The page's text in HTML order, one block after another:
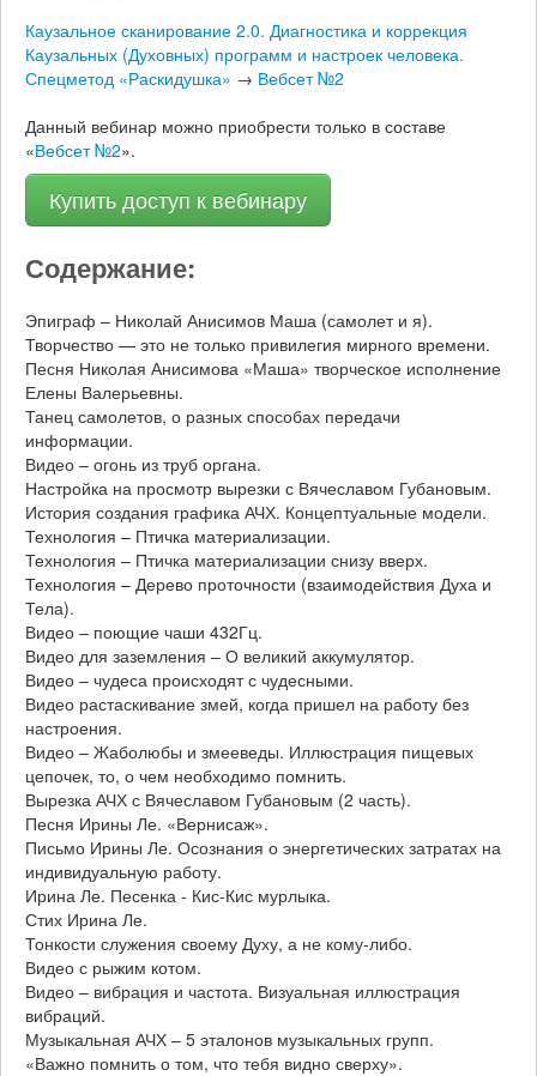
Каузальное сканирование 2.0. Диагностика и коррекция
Каузальных (Духовных) программ и настроек человека.
Спецметод «Раскидушка» → Вебсет №2
Данный вебинар можно приобрести только в составе
«Вебсет №2».
Купить доступ к вебинару
Содержание:
Эпиграф – Николай Анисимов Маша (самолет и я).
Творчество — это не только привилегия мирного времени.
Песня Николая Анисимова «Маша» творческое исполнение
Елены Валерьевны.
Танец самолетов, о разных способах передачи
информации.
Видео – огонь из труб органа.
Настройка на просмотр вырезки с Вячеславом Губановым.
История создания графика АЧХ. Концептуальные модели.
Технология – Птичка материализации.
Технология – Птичка материализации снизу вверх.
Технология – Дерево проточности (взаимодействия Духа и
Тела).
Видео – поющие чаши 432Гц.
Видео для заземления – О великий аккумулятор.
Видео – чудеса происходят с чудесными.
Видео растаскивание змей, когда пришел на работу без
настроения.
Видео – Жаболюбы и змееведы. Иллюстрация пищевых
цепочек, то, о чем необходимо помнить.
Вырезка АЧХ с Вячеславом Губановым (2 часть).
Песня Ирины Ле. «Вернисаж».
Письмо Ирины Ле. Осознания о энергетических затратах на
индивидуальную работу.
Ирина Ле. Песенка - Кис-Кис мурлыка.
Стих Ирина Ле.
Тонкости служения своему Духу, а не кому-либо.
Видео с рыжим котом.
Видео – вибрация и частота. Визуальная иллюстрация
вибраций.
Музыкальная АЧХ – 5 эталонов музыкальных групп.
«Важно помнить о том, что тебя видно сверху».